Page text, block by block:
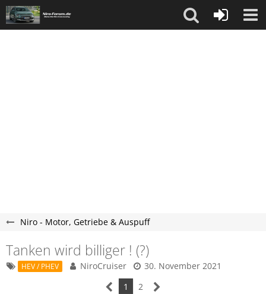
Niro - Motor, Getriebe & Auspuff
Tanken wird billiger ! (?)
HEV / PHEV NiroCruiser
30. November 2021
1
2